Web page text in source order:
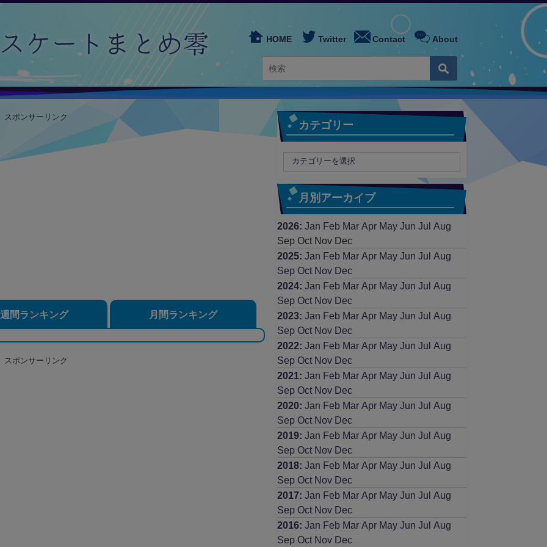
HOME Twitter Contact About
スポンサーリンク
週間ランキング 月間ランキング
スポンサーリンク
カテゴリー
月別アーカイブ
2026: Jan Feb Mar Apr May Jun Jul
Aug
Sep Oct Nov Dec
2025: Jan Feb Mar Apr May Jun Jul
Aug
Sep Oct Nov Dec
2024: Jan Feb Mar Apr May Jun Jul
Aug
Sep Oct Nov Dec
2023: Jan Feb Mar Apr May Jun Jul
Aug
Sep Oct Nov Dec
2022: Jan Feb Mar Apr May Jun Jul
Aug
Sep Oct Nov Dec
2021 : Jan Feb Mar Apr May Jun Jul
Aug
Sep Oct Nov Dec
2020: Jan Feb Mar Apr May Jun Jul
Aug
Sep Oct Nov Dec
2019: Jan Feb Mar Apr May Jun Jul
Aug
Sep Oct Nov Dec
2018: Jan Feb Mar Apr May Jun Jul
Aug
Sep Oct Nov Dec
2017: Jan Feb Mar Apr May Jun Jul
Aug
Sep Oct Nov Dec
2016: Jan Feb Mar Apr May Jun Jul
Aug
Sep Oct Nov Dec